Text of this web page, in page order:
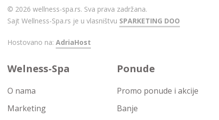
© 2026 wellness-spa.rs. Sva prava zadržana.
Sajt Wellness-Spa.rs je u vlasništvu SPARKETING DOO
Hostovano na: AdriaHost
Welness-Spa
O nama
Marketing
Ponude
Promo ponude i akcije
Banje